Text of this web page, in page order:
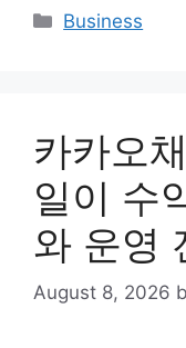
Categories
Business
카카오
일이 수
와 운영
August 8, 2026